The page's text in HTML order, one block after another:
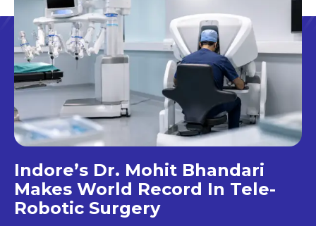
Indore’s Dr. Mohit Bhandari
Makes World Record In Tele-
Robotic Surgery